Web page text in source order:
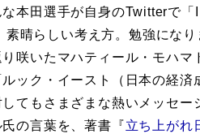
本田選手が自身のTwitterで
晴らしい考え方。勉強になり
咲いたマハティール・モハ
ルック・イースト（日本の経
してもさまざまな熱いメッセ
氏の言葉を、著書『立ち上がれ